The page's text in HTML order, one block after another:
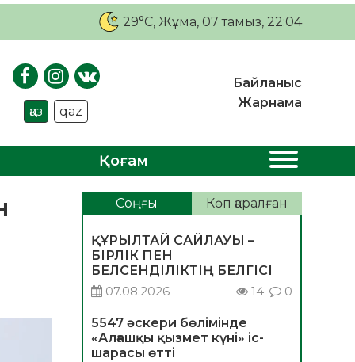
29°C, Жұма, 07 тамыз, 22:04
қаз qaz
Байланыс
Жарнама
Қоғам
Соңғы Көп қаралған
ҚҰРЫЛТАЙ САЙЛАУЫ –
БІРЛІК ПЕН
БЕЛСЕНДІЛІКТІҢ БЕЛГІСІ
07.08.2026
14 0
5547 әскери бөлімінде
«Алғашқы қызмет күні» іс-
шарасы өтті